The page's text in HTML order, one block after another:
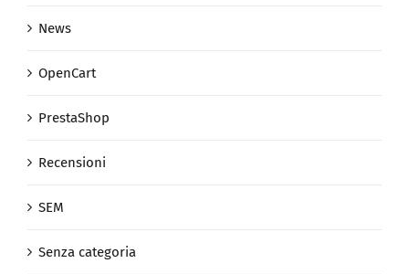
News
OpenCart
PrestaShop
Recensioni
SEM
Senza categoria